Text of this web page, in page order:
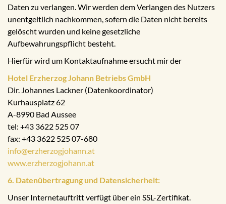
Daten zu verlangen. Wir werden dem Verlangen des Nutzers
unentgeltlich nachkommen, sofern die Daten nicht bereits
gelöscht wurden und keine gesetzliche
Aufbewahrungspflicht besteht.
Hierfür wird um Kontaktaufnahme ersucht mir der
Hotel Erzherzog Johann Betriebs GmbH
Dir. Johannes Lackner (Datenkoordinator)
Kurhausplatz 62
A-8990 Bad Aussee
tel: +43 3622 525 07
fax: +43 3622 525 07-680
info@erzherzogjohann.at
www.erzherzogjohann.at
6. Datenübertragung und Datensicherheit:
Unser Internetauftritt verfügt über ein SSL-Zertifikat.